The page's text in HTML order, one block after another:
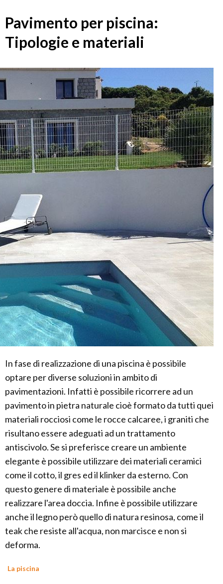
Pavimento per piscina:
Tipologie e materiali
In fase di realizzazione di una piscina è possibile
optare per diverse soluzioni in ambito di
pavimentazioni. Infatti è possibile ricorrere ad un
pavimento in pietra naturale cioè formato da tutti quei
materiali rocciosi come le rocce calcaree, i graniti che
risultano essere adeguati ad un trattamento
antiscivolo. Se si preferisce creare un ambiente
elegante è possibile utilizzare dei materiali ceramici
come il cotto, il gres ed il klinker da esterno. Con
questo genere di materiale è possibile anche
realizzare l'area doccia. Infine è possibile utilizzare
anche il legno però quello di natura resinosa, come il
teak che resiste all'acqua, non marcisce e non si
deforma.
La piscina